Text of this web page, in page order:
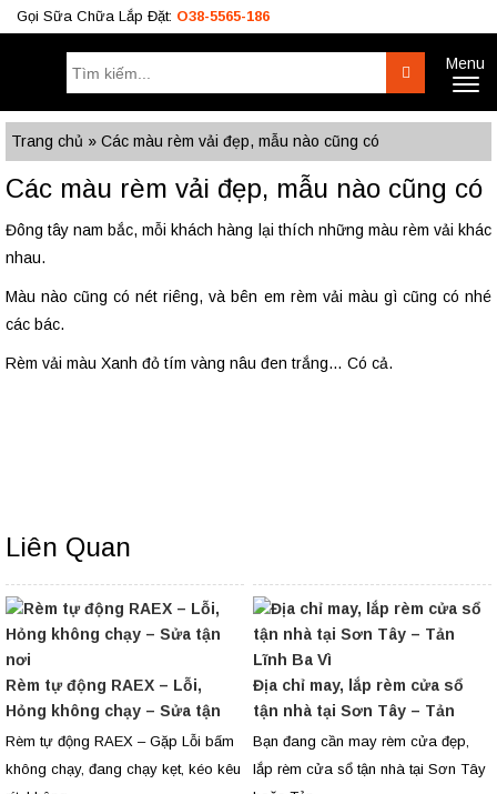
Gọi Sữa Chữa Lắp Đặt: O38-5565-186
Tìm
kiếm:
SearchMenu
Công Trình BÁO GIÁ RÈM Tư Vấn
O38.5565.186
Trang chủ » Các màu rèm vải đẹp, mẫu nào cũng có
Các màu rèm vải đẹp, mẫu nào cũng có
Đông tây nam bắc, mỗi khách hàng lại thích những màu rèm vải khác
nhau.
Màu nào cũng có nét riêng, và bên em rèm vải màu gì cũng có nhé
các bác.
Rèm vải màu Xanh đỏ tím vàng nâu đen trắng… Có cả.
Liên Quan
Rèm tự động RAEX – Lỗi,
Hỏng không chạy – Sửa tận
nơi
Rèm tự động RAEX – Gặp Lỗi bấm
không chạy, đang chạy kẹt, kéo kêu
Địa chỉ may, lắp rèm cửa sổ
tận nhà tại Sơn Tây – Tản
Lĩnh Ba Vì
Bạn đang cần may rèm cửa đẹp,
lắp rèm cửa sổ tận nhà tại Sơn Tây